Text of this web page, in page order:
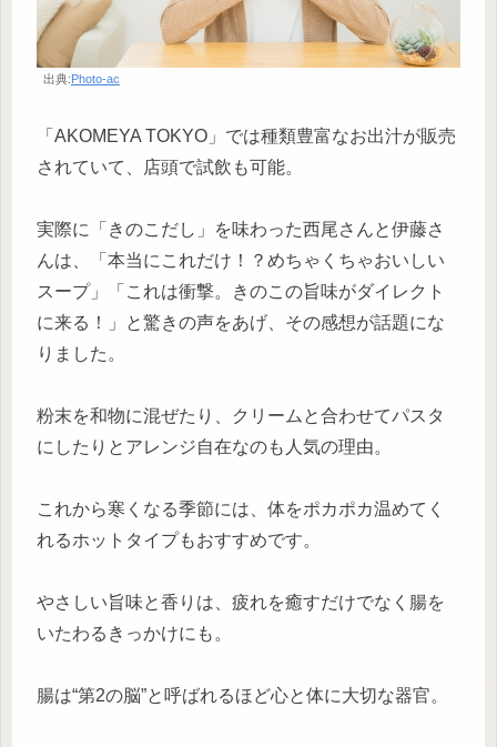
出典: Photo-ac
「AKOMEYA TOKYO」では種類豊富なお出汁が販売
されていて、店頭で試飲も可能。
実際に「きのこだし」を味わった西尾さんと伊藤さ
んは、「本当にこれだけ！？めちゃくちゃおいしい
スープ」「これは衝撃。きのこの旨味がダイレクト
に来る！」と驚きの声をあげ、その感想が話題にな
りました。
粉末を和物に混ぜたり、クリームと合わせてパスタ
にしたりとアレンジ自在なのも人気の理由。
これから寒くなる季節には、体をポカポカ温めてく
れるホットタイプもおすすめです。
やさしい旨味と香りは、疲れを癒すだけでなく腸を
いたわるきっかけにも。
腸は“第2の脳”と呼ばれるほど心と体に大切な器官。